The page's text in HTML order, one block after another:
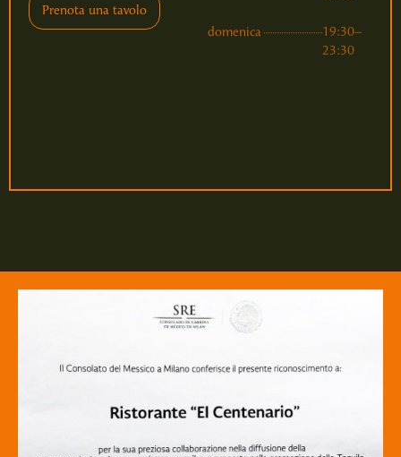
Prenota una tavolo
domenica
23:30